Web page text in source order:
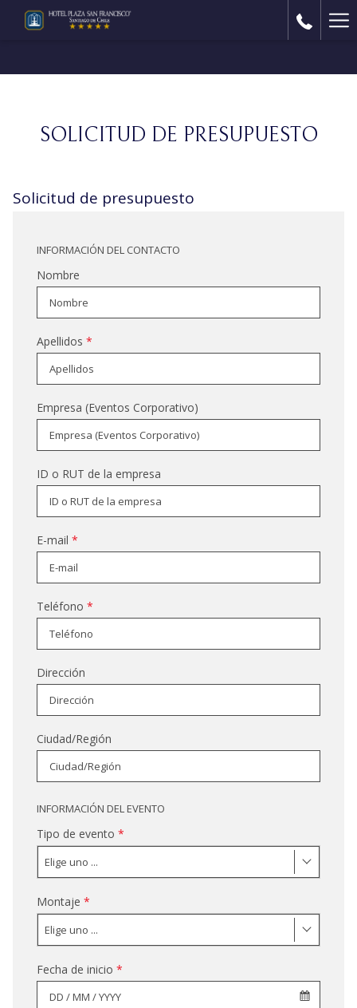
SOLICITUD DE PRESUPUESTO
Solicitud de presupuesto
INFORMACIÓN DEL CONTACTO
Nombre
Apellidos *
Empresa (Eventos Corporativo)
ID o RUT de la empresa
E-mail *
Teléfono *
Dirección
Ciudad/Región
INFORMACIÓN DEL EVENTO
Tipo de evento *
Elige uno ...
Montaje *
Elige uno ...
Fecha de inicio *